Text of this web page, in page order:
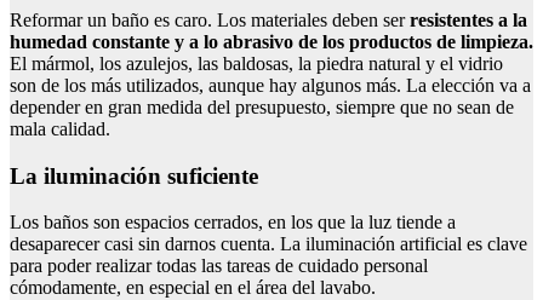
Reformar un baño es caro. Los materiales deben serresistentes a la
humedad constante y a lo abrasivo de los productos de limpieza.
El mármol, los azulejos, las baldosas, la piedra natural y el vidrio
son de los más utilizados, aunque hay algunos más. La elección va a
depender en gran medida del presupuesto, siempre que no sean de
mala calidad.
La iluminación suficiente
Los baños son espacios cerrados, en los que la luz tiende a
desaparecer casi sin darnos cuenta. La iluminación artificial es clave
para poder realizar todas las tareas de cuidado personal
cómodamente, en especial en el área del lavabo.